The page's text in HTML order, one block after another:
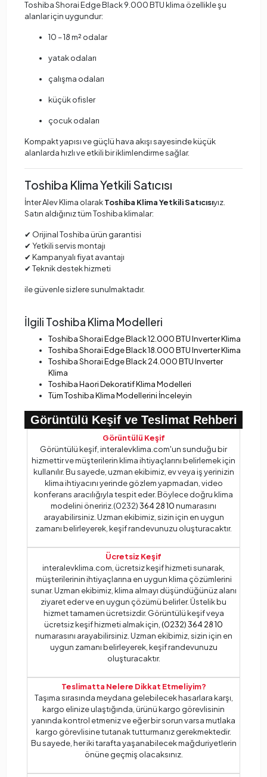
Toshiba Shorai Edge Black 9.000 BTU klima özellikle şu
alanlar için uygundur:
10 – 18 m² odalar
yatak odaları
çalışma odaları
küçük ofisler
çocuk odaları
Kompakt yapısı ve güçlü hava akışı sayesinde küçük
alanlarda hızlı ve etkili bir iklimlendirme sağlar.
Toshiba Klima Yetkili Satıcısı
İnter Alev Klima olarakToshiba Klima Yetkili Satıcısıyız.
Satın aldığınız tüm Toshiba klimalar:
✔ Orijinal Toshiba ürün garantisi
✔ Yetkili servis montajı
✔ Kampanyalı fiyat avantajı
✔ Teknik destek hizmeti
ile güvenle sizlere sunulmaktadır.
İlgili Toshiba Klima Modelleri
Toshiba Shorai Edge Black 12.000 BTU Inverter Klima
Toshiba Shorai Edge Black 18.000 BTU Inverter Klima
Toshiba Shorai Edge Black 24.000 BTU Inverter
Klima
Toshiba Haori Dekoratif Klima Modelleri
Tüm Toshiba Klima Modellerini İnceleyin
Görüntülü Keşif ve Teslimat Rehberi
Görüntülü Keşif
Görüntülü keşif, interalevklima.com'un sunduğu bir
hizmettir ve müşterilerin klima ihtiyaçlarını belirlemek için
kullanılır. Bu sayede, uzman ekibimiz, ev veya iş yerinizin
klima ihtiyacını yerinde gözlem yapmadan, video
konferans aracılığıyla tespit eder. Böylece doğru klima
modelini öneririz.(0232)364 28 10numarasını
arayabilirsiniz. Uzman ekibimiz, sizin için en uygun
zamanı belirleyerek, keşif randevunuzu oluşturacaktır.
Ücretsiz Keşif
interalevklima.com, ücretsiz keşif hizmeti sunarak,
müşterilerinin ihtiyaçlarına en uygun klima çözümlerini
sunar. Uzman ekibimiz, klima almayı düşündüğünüz alanı
ziyaret eder ve en uygun çözümü belirler. Üstelik bu
hizmet tamamen ücretsizdir. Görüntülü keşif veya
ücretsiz keşif hizmeti almak için, (0232) 364 28 10
numarasını arayabilirsiniz. Uzman ekibimiz, sizin için en
uygun zamanı belirleyerek, keşif randevunuzu
oluşturacaktır.
Teslimatta Nelere Dikkat Etmeliyim?
Taşıma sırasında meydana gelebilecek hasarlara karşı,
kargo elinize ulaştığında, ürünü kargo görevlisinin
yanında kontrol etmeniz ve eğer bir sorun varsa mutlaka
kargo görevlisine tutanak tutturmanız gerekmektedir.
Bu sayede, her iki tarafta yaşanabilecek mağduriyetlerin
önüne geçmiş olacaksınız.